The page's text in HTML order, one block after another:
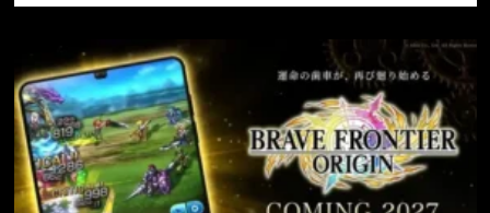
Rare
может
стать
жертвой
реструктуризации
Xbox
разработчики